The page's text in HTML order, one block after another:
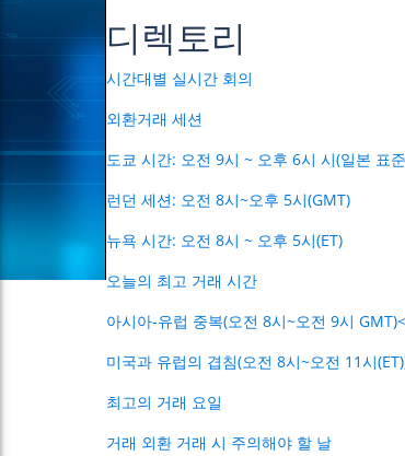
디렉토리
시간대별 실시간 회의
외환거래 세션
도쿄 시간: 오전 9시 ~ 오후 6시 시(일본 표
런던 세션: 오전 8시~오후 5시(GMT)
뉴욕 시간: 오전 8시 ~ 오후 5시(ET)
오늘의 최고 거래 시간
아시아-유럽 중복(오전 8시~오전 9시 GMT)
미국과 유럽의 겹침(오전 8시~오전 11시
최고의 거래 요일
거래 외환 거래 시 주의해야 할 날